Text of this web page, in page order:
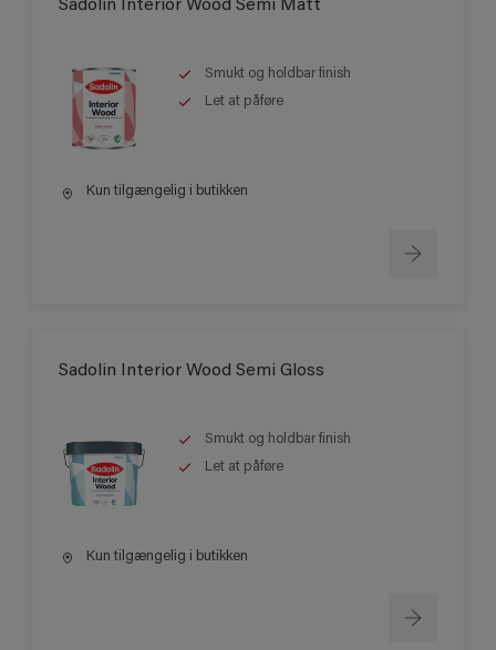
Sadolin Interior Wood Semi Matt
Smukt og holdbar finish
Let at påføre
Kun tilgængelig i butikken
Sadolin Interior Wood Semi Gloss
Smukt og holdbar finish
Let at påføre
Kun tilgængelig i butikken